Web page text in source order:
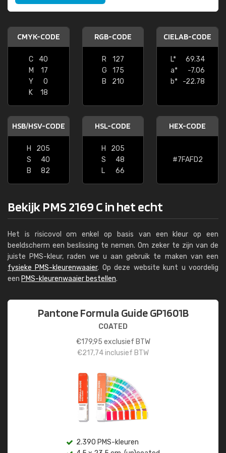
CMYK-CODE
C
40
M
17
Y
0
K
18
RGB-CODE
R
127
G
175
B
210
CIELAB-CODE
L*
69.34
a*
-7.06
b*
-22.78
HSB/HSV-CODE
H
205
S
40
B
82
HSL-CODE
H
205
S
48
L
66
HEX-CODE
#7FAFD2
Bekijk PMS 2169 C in het echt
Het is risicovol om enkel op basis van een kleur op een
beeldscherm een beslissing te nemen. Om zeker te zijn van de
juiste PMS-kleur, raden we u aan gebruik te maken van een
fysieke PMS-kleurenwaaier. Op deze website kunt u voordelig
een PMS-kleurenwaaier bestellen.
Pantone Formula Guide GP1601B
COATED
€179,95 exclusief BTW
€217,74inclusief BTW
2.390 PMS-kleuren